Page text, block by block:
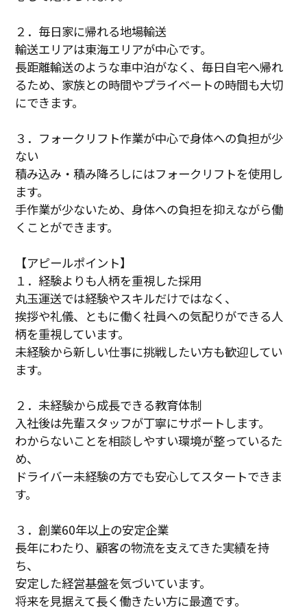
２．毎日家に帰れる地場輸送
輸送エリアは東海エリアが中心です。
長距離輸送のような車中泊がなく、毎日自宅へ帰れ
るため、家族との時間やプライベートの時間も大切
にできます。
３．フォークリフト作業が中心で身体への負担が少
ない
積み込み・積み降ろしにはフォークリフトを使用し
ます。
手作業が少ないため、身体への負担を抑えながら働
くことができます。
【アピールポイント】
１．経験よりも人柄を重視した採用
丸玉運送では経験やスキルだけではなく、
挨拶や礼儀、ともに働く社員への気配りができる人
柄を重視しています。
未経験から新しい仕事に挑戦したい方も歓迎してい
ます。
２．未経験から成長できる教育体制
入社後は先輩スタッフが丁寧にサポートします。
わからないことを相談しやすい環境が整っているた
め、
ドライバー未経験の方でも安心してスタートできま
す。
３．創業60年以上の安定企業
長年にわたり、顧客の物流を支えてきた実績を持
ち、
安定した経営基盤を気づいています。
将来を見据えて長く働きたい方に最適です。